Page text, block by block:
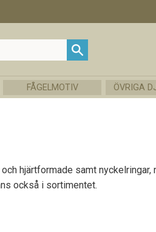
FÅGELMOTIV ÖVRIGA
hjärtformade samt nyckelringar,
också i sortimentet.